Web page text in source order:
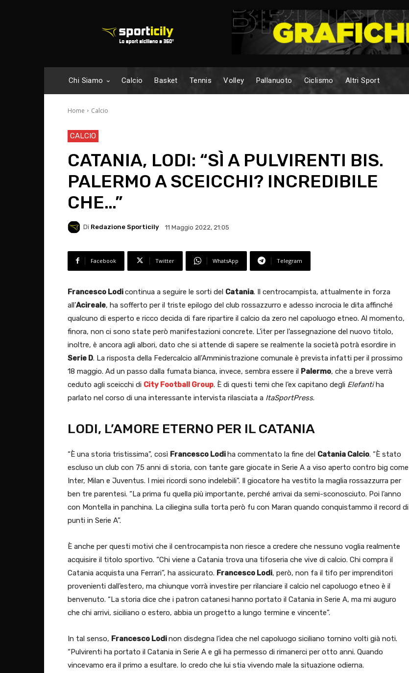
Chi Siamo Calcio Basket Tennis Volley Pallanuoto Ciclismo Altri Sport
Home Calcio
CALCIO
CATANIA, LODI: “SÌ A PULVIRENTI BIS.
PALERMO A SCEICCHI? INCREDIBILE
CHE…”
Di Redazione Sporticily 11 Maggio 2022, 21:05
Facebook Twitter WhatsApp Telegram
Francesco Lodicontinua a seguire le sorti del Catania. Il centrocampista, attualmente in forza
all’Acireale, ha sofferto per il triste epilogo del club rossazzurro e adesso incrocia le dita affinché
qualcuno di esperto e ricco decida di fare ripartire il calcio da zero nel capoluogo etneo. Al momento,
finora, non ci sono state però manifestazioni concrete. L’iter per l’assegnazione del nuovo titolo,
inoltre, è ancora agli albori, dato che si attende di sapere se realmente la società potrà esordire in
Serie D. La risposta della Federcalcio all’Amministrazione comunale è prevista infatti per il prossimo
18 maggio. Ad un passo dalla fumata bianca, invece, sembra essere il Palermo, che a breve verrà
ceduto agli sceicchi di City Football Group. È di questi temi che l’ex capitano degli Elefantiha
parlato nel corso di una interessante intervista rilasciata a ItaSportPress.
LODI, L’AMORE ETERNO PER IL CATANIA
“È una storia tristissima”, così Francesco Lodiha commentato la fine del Catania Calcio. “È stato
escluso un club con 75 anni di storia, con tante gare giocate in Serie A a viso aperto contro big come
Inter, Milan e Juventus. I miei ricordi sono indelebili”. Il giocatore ha vestito la maglia rossazzurra per
ben tre parentesi. “La prima fu quella più importante, perché arrivai da semi-sconosciuto. Poi l’anno
con Montella in panchina. La ciliegina sulla torta però fu con Maran quando conquistammo il record di
punti in Serie A”.
È anche per questi motivi che il centrocampista non riesce a credere che nessuno voglia realmente
acquisire il titolo sportivo. “Chi viene a Catania trova una tifoseria che vive di calcio. Chi compra il
Catania acquista una Ferrari”, ha assicurato. Francesco Lodi, però, non fa il tifo per imprenditori
provenienti dall’estero, ma chiunque vorrà investire per rilanciare il calcio nel capoluogo etneo è il
benvenuto. “La storia dice che i patron catanesi hanno portato il Catania in Serie A, ma mi auguro
che chi arrivi, siciliano o estero, abbia un progetto a lungo termine e vincente”.
In tal senso, Francesco Lodinon disdegna l’idea che nel capoluogo siciliano tornino volti già noti.
“Pulvirenti ha portato il Catania in Serie A e gli ha permesso di rimanerci per otto anni. Quando
vincevamo era il primo a esultare. Io credo che lui stia vivendo male la situazione odierna.